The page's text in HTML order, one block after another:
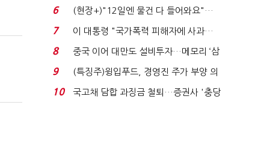
요"…'덜 똘똘한 한 채' 20...
6
(현장+)"12일엔 물건 다 들어와요"…
빈 매대 채우며 문 연 ...
7
이 대통령 "국가폭력 피해자에 사과…
적극적 조사로 진...
8
중국 이어 대만도 설비투자…메모리 ‘삼
국전쟁’
9
(특징주)윙입푸드, 경영진 주가 부양 의
지에 상한가...
10
국고채 담합 과징금 철퇴…증권사 '충당